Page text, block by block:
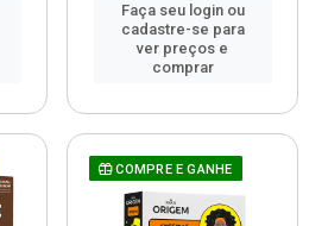
Faça seu login ou
cadastre-se para
ver preços e
comprar
COMPRE E GANHE